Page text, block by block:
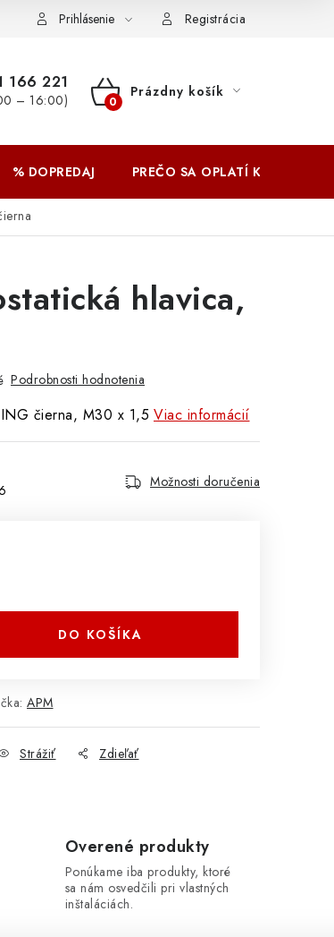
Prihlásenie Registrácia
166 221
– 16:00)
NÁKUPNÝ
Prázdny košík
% DOPREDAJ PREČO SA OPLATÍ KUPOVAŤ
hlavica,
Podrobnosti hodnotenia
čierna, M30 x 1,5 Viac informácií
Možnosti doručenia
DO KOŠÍKA
APM
Strážiť Zdieľať
Overené produkty
Ponúkame iba produkty, ktoré
sa nám osvedčili pri vlastných
inštaláciách.